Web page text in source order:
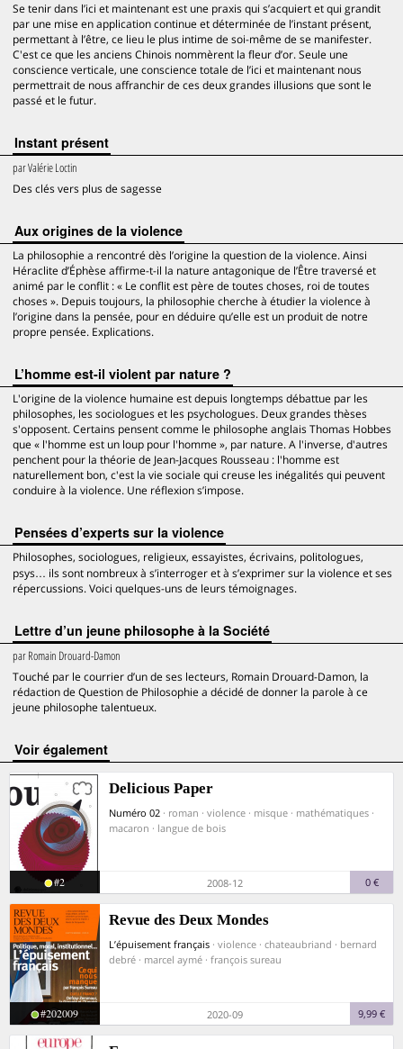
Se tenir dans l’ici et maintenant est une praxis qui s’acquiert et qui grandit
par une mise en application continue et déterminée de l’instant présent,
permettant à l’être, ce lieu le plus intime de soi-même de se manifester.
C'est ce que les anciens Chinois nommèrent la fleur d’or. Seule une
conscience verticale, une conscience totale de l’ici et maintenant nous
permettrait de nous affranchir de ces deux grandes illusions que sont le
passé et le futur.
Instant présent
parValérie Loctin
Des clés vers plus de sagesse
Aux origines de la violence
La philosophie a rencontré dès l’origine la question de la violence. Ainsi
Héraclite d’Éphèse affirme-t-il la nature antagonique de l’Être traversé et
animé par le conflit : « Le conflit est père de toutes choses, roi de toutes
choses ». Depuis toujours, la philosophie cherche à étudier la violence à
l’origine dans la pensée, pour en déduire qu’elle est un produit de notre
propre pensée. Explications.
L’homme est-il violent par nature ?
L'origine de la violence humaine est depuis longtemps débattue par les
philosophes, les sociologues et les psychologues. Deux grandes thèses
s'opposent. Certains pensent comme le philosophe anglais Thomas Hobbes
que « l'homme est un loup pour l'homme », par nature. A l'inverse, d'autres
penchent pour la théorie de Jean-Jacques Rousseau : l'homme est
naturellement bon, c'est la vie sociale qui creuse les inégalités qui peuvent
conduire à la violence. Une réflexion s’impose.
Pensées d’experts sur la violence
Philosophes, sociologues, religieux, essayistes, écrivains, politologues,
psys… ils sont nombreux à s’interroger et à s’exprimer sur la violence et ses
répercussions. Voici quelques-uns de leurs témoignages.
Lettre d’un jeune philosophe à la Société
parRomain Drouard-Damon
Touché par le courrier d’un de ses lecteurs, Romain Drouard-Damon, la
rédaction de Question de Philosophie a décidé de donner la parole à ce
jeune philosophe talentueux.
voir également
Delicious Paper
Numéro 02 · roman · violence · misque · mathématiques ·
macaron · langue de bois
#2 2008-12 0 €
Revue des Deux Mondes
L’épuisement français · violence · chateaubriand · bernard
debré · marcel aymé · françois sureau
#202009 2020-09 9,99 €